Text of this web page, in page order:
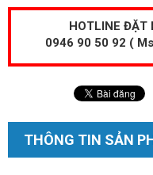
HOTLINE ĐẶT
0946 90 50 92 (
THÔNG TIN SẢN